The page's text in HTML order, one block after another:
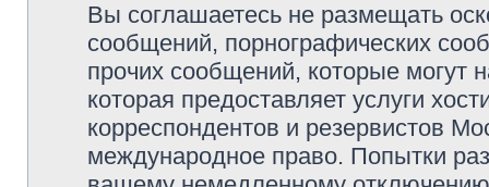
Вы соглашаетесь не размещать
сообщений, порнографических
прочих сообщений, которые могут
которая предоставляет услуги
корреспондентов и резервистов
международное право. Попытки